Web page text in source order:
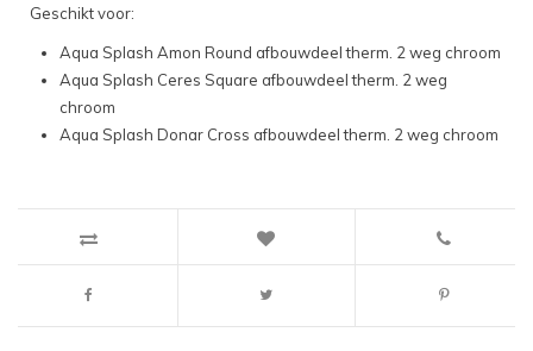
Geschikt voor:
Aqua Splash Amon Round afbouwdeel therm. 2 weg chroom
Aqua Splash Ceres Square afbouwdeel therm. 2 weg
chroom
Aqua Splash Donar Cross afbouwdeel therm. 2 weg chroom